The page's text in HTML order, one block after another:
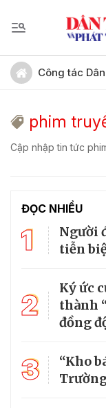
Công tác
phim
Cập nhập tin tức
ĐỌC NHIỀU
1
Người
tiễn
2
Ký ức
thành
đồng
3
“Kho